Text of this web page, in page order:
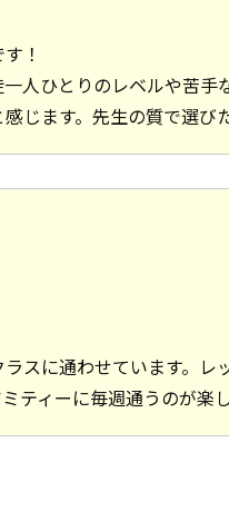
！
人ひとりのレベルや苦
じます。先生の質で選び
スに通わせています。
ティーに毎週通うのが楽